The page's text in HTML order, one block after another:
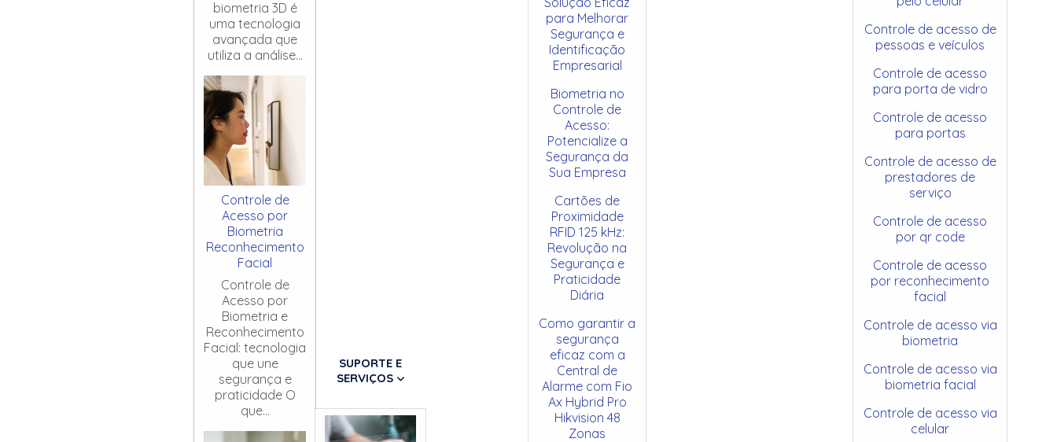
biometria 3D é
uma tecnologia
avançada que
utiliza a análise...
Controle de
Acesso por
Biometria
Reconhecimento
Facial
Controle de
Acesso por
Biometria e
Reconhecimento
Facial: tecnologia
que une
segurança e
praticidade O
que...
SUPORTE E
SERVIÇOS
para Melhorar
Segurança e
Identificação
Empresarial
Biometria no
Controle de
Acesso:
Potencialize a
Segurança da
Sua Empresa
Cartões de
Proximidade
RFID 125 kHz:
Revolução na
Segurança e
Praticidade
Diária
Como garantir a
segurança
eficaz com a
Central de
Alarme com Fio
Ax Hybrid Pro
Hikvision 48
Zonas
Controle de acesso de
pessoas e veículos
Controle de acesso
para porta de vidro
Controle de acesso
para portas
Controle de acesso de
prestadores de
serviço
Controle de acesso
por qr code
Controle de acesso
por reconhecimento
facial
Controle de acesso via
biometria
Controle de acesso via
biometria facial
Controle de acesso via
celular